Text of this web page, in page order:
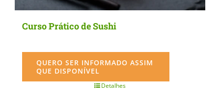
Curso Prático de Sushi
QUERO SER INFORMADO ASSIM
QUE DISPONÍVEL
Detalhes